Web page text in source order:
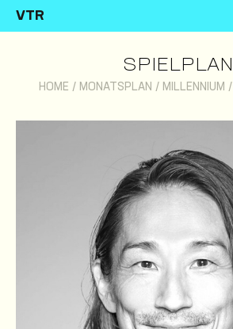
VTR
SPIELPLAN
HOME / MONATSPLAN / MILLENNIUM /